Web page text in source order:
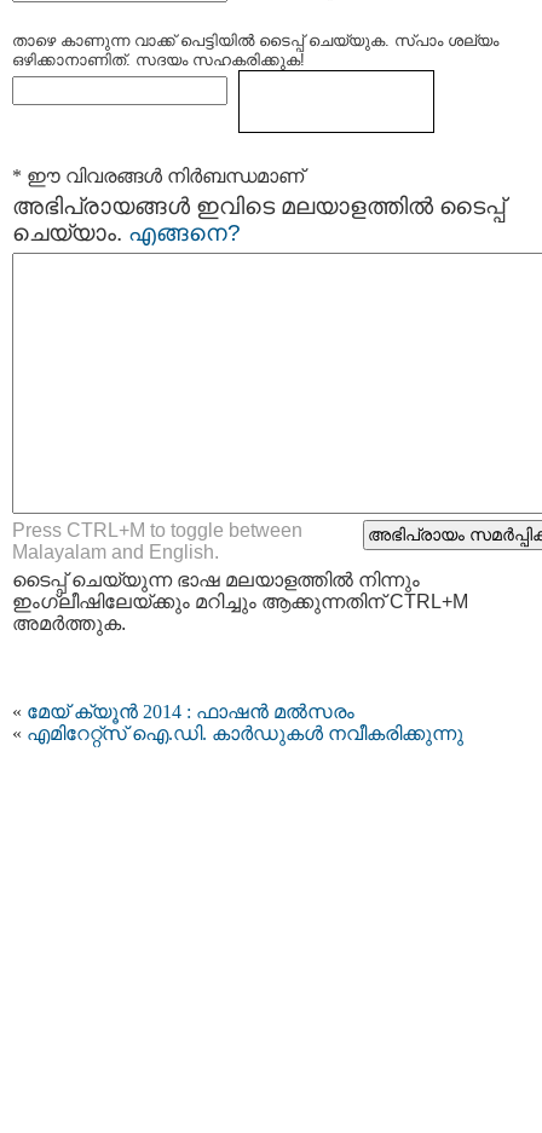
താഴെ കാണുന്ന വാക്ക് പെട്ടിയില്‍ ടൈപ്പ്‌ ചെയ്യുക. സ്പാം ശല്യം
ഒഴിക്കാനാണിത്. സദയം സഹകരിക്കുക!
* ഈ വിവരങ്ങള്‍ നിര്‍ബന്ധമാണ്
അഭിപ്രായങ്ങള്‍ ഇവിടെ മലയാളത്തില്‍ ടൈപ്പ്
ചെയ്യാം. എങ്ങനെ?
Press CTRL+M to toggle between
Malayalam and English.
ടൈപ്പ്‌ ചെയ്യുന്ന ഭാഷ മലയാളത്തില്‍ നിന്നും
ഇംഗ്ലീഷിലേയ്ക്കും മറിച്ചും ആക്കുന്നതിന് CTRL+M
അമര്‍ത്തുക.
« മേയ് ക്യൂൻ 2014 : ഫാഷന്‍ മല്‍സരം
« എമിറേറ്റ്സ് ഐ.ഡി. കാര്‍ഡുകള്‍ നവീകരിക്കുന്നു